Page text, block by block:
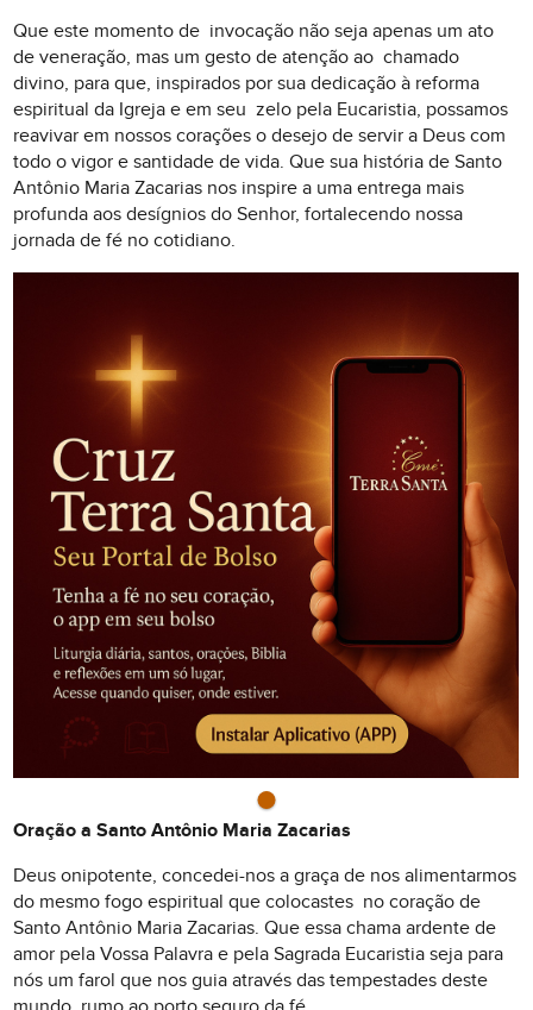
Que este momento de invocação não seja apenas um ato
de veneração, mas um gesto de atenção ao chamado
divino, para que, inspirados por sua dedicação à reforma
espiritual da Igreja e em seu zelo pela Eucaristia, possamos
reavivar em nossos corações o desejo de servir a Deus com
todo o vigor e santidade de vida. Que sua história de Santo
Antônio Maria Zacarias nos inspire a uma entrega mais
profunda aos desígnios do Senhor, fortalecendo nossa
jornada de fé no cotidiano.
Oração a Santo Antônio Maria Zacarias
Deus onipotente, concedei-nos a graça de nos alimentarmos
do mesmo fogo espiritual que colocastes no coração de
Santo Antônio Maria Zacarias. Que essa chama ardente de
amor pela Vossa Palavra e pela Sagrada Eucaristia seja para
nós um farol que nos guia através das tempestades deste